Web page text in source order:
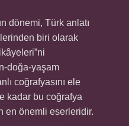
dönemi, Türk anlatı
biri olarak
doğa-yaşam
coğrafyasını ele
kadar bu coğrafya
en önemli eserleridir.